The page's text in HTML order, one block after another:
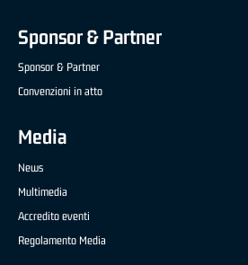
Sponsor & Partner
Sponsor & Partner
Convenzioni in atto
Media
News
Multimedia
Accredito eventi
Regolamento Media